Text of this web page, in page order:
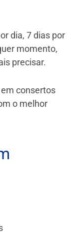
dia, 7 dias por
momento,
precisar.
consertos
o melhor